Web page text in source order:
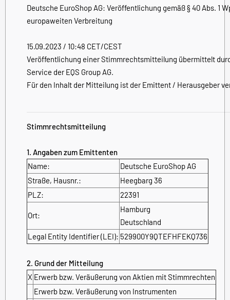
Deutsche EuroShop AG: Veröffentlichung gemäß § 40 Abs. 1
europaweiten Verbreitung
15.09.2023 / 10:48 CET/CEST
Veröffentlichung einer Stimmrechtsmitteilung übermittelt
Service der EQS Group AG.
Für den Inhalt der Mitteilung ist der Emittent / Herausgeber
Stimmrechtsmitteilung
1. Angaben zum Emittenten
Name:
Deutsche EuroShop AG
Straße, Hausnr.:
Heegbarg 36
PLZ:
22391
Ort:
Hamburg
Deutschland
Legal Entity Identifier (LEI): 529900Y9QTEFHFEKQ736
2. Grund der Mitteilung
X Erwerb bzw. Veräußerung von Aktien mit Stimmrechten
Erwerb bzw. Veräußerung von Instrumenten